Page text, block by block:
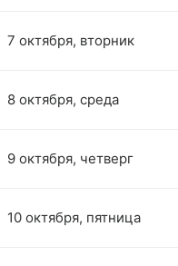
7 октября, вторник
8 октября, среда
9 октября, четверг
10 октября, пятница